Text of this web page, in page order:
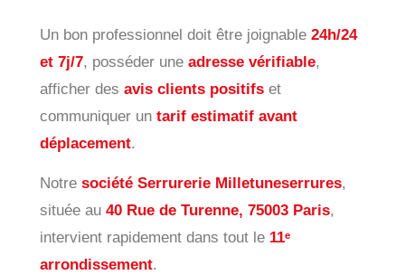
Un bon professionnel doit être joignable 24h/24
et 7j/7, posséder une adresse vérifiable,
afficher des avis clients positifset
communiquer un tarif estimatif avant
déplacement.
Notre société Serrurerie Milletuneserrures,
située au 40 Rue de Turenne, 75003 Paris,
intervient rapidement dans tout le 11ᵉ
arrondissement.